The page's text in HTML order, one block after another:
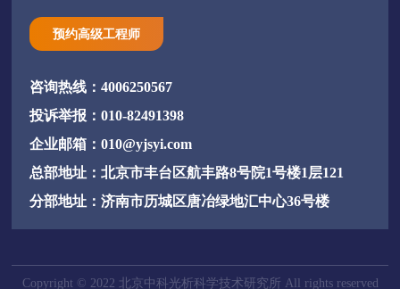
预约高级工程师
咨询热线：4006250567
投诉举报：010-82491398
企业邮箱：010@yjsyi.com
总部地址：北京市丰台区航丰路8号院1号楼1层121
分部地址：济南市历城区唐冶绿地汇中心36号楼
Copyright © 2022 北京中科光析科学技术研究所 All rights reserved